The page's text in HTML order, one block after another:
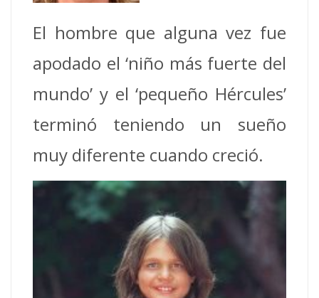
El hombre que alguna vez fue
apodado el ‘niño más fuerte del
mundo’ y el ‘pequeño Hércules’
terminó teniendo un sueño
muy diferente cuando creció.